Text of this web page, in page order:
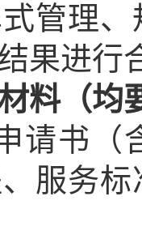
理、
果进行
料（均
书（含
服务